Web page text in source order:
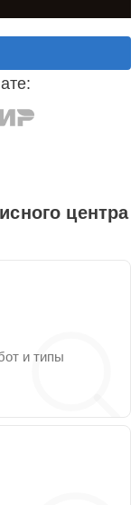
центра
и типы